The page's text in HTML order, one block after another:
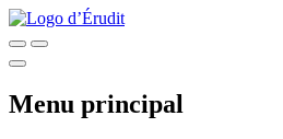
Menu principal